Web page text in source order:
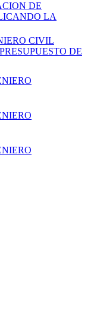
DE
LA
CIVIL
DE